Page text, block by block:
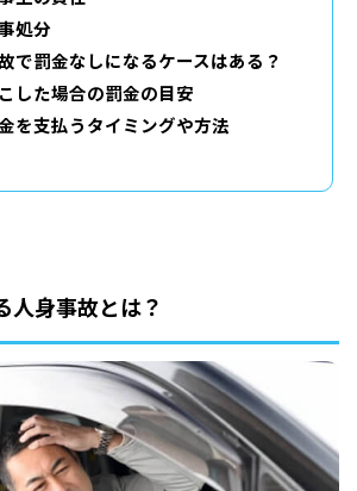
処分
で罰金なしになるケースはある？
した場合の罰金の目安
を支払うタイミングや方法
人身事故とは？